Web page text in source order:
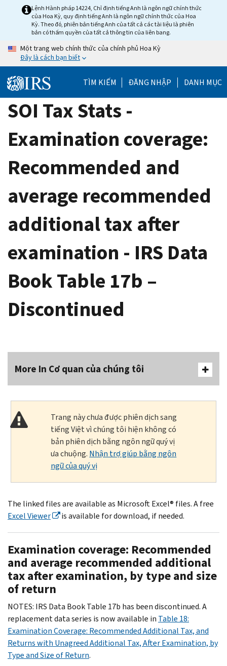
Lệnh Hành pháp 14224, Chỉ định tiếng Anh là ngôn ngữ chính thức
của Hoa Kỳ, quy định tiếng Anh là ngôn ngữ chính thức của Hoa
Kỳ. Theo đó, phiên bản tiếng Anh của tất cả các tài liệu là phiên
bản có thẩm quyền của tất cả thông tin của liên bang.
Một trang web chính thức của chính phủ Hoa Kỳ
Đây là cách bạn biết
TÌM KIẾM ĐĂNG NHẬP DANH MỤC
SOI Tax Stats -
Examination coverage:
Recommended and
average recommended
additional tax after
examination - IRS Data
Book Table 17b –
Discontinued
More In Cơ quan của chúng tôi
Trang này chưa được phiên dịch sang
tiếng Việt vì chúng tôi hiện không có
bản phiên dịch bằng ngôn ngữ quý vị
ưa chuộng. Nhận trợ giúp bằng ngôn
ngữ của quý vị
The linked files are available as Microsoft Excel® files. A free
Excel Viewer
is available for download, if needed.
Examination coverage: Recommended
and average recommended additional
tax after examination, by type and size
of return
NOTES: IRS Data Book Table 17b has been discontinued. A
replacement data series is now available in Table 18:
Examination Coverage: Recommended Additional Tax, and
Returns with Unagreed Additional Tax, After Examination, by
Type and Size of Return.